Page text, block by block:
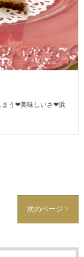
まう❤︎美味しいさ❤︎浜
次のページ >